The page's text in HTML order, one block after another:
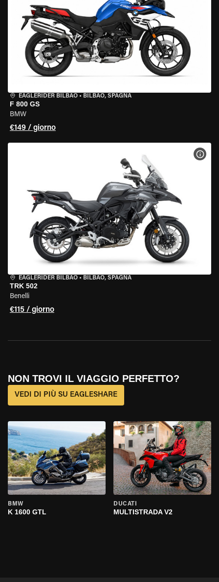
EAGLERIDER BILBAO • BILBAO, SPAGNA
F 800 GS
BMW
€149 / giorno
EAGLERIDER BILBAO • BILBAO, SPAGNA
TRK 502
Benelli
€115 / giorno
NON TROVI IL VIAGGIO PERFETTO?
VEDI DI PIÙ SU EAGLESHARE
BMW
K 1600 GTL
DUCATI
MULTISTRADA V2